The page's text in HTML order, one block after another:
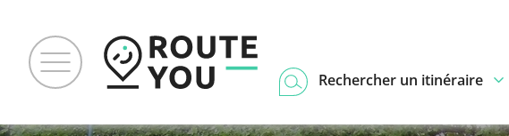
Rechercher un itinéraire